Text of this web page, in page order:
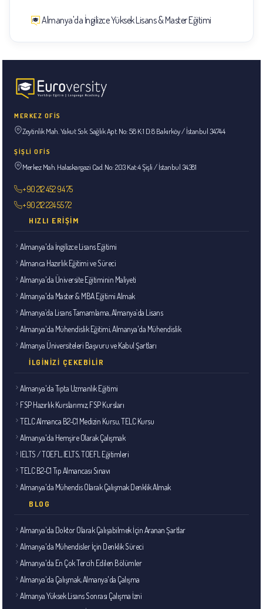
Almanya'da İngilizce Yüksek Lisans & Master Eğitimi
MERKEZ OFİS
Zeytinlik Mah. Yakut Sok. Sağlık Apt. No: 58 K:1 D:8 Bakırköy / İstanbul 34744
ŞİŞLİ OFİS
Merkez Mah. Halaskargazi Cad. No: 203 Kat:4 Şişli / İstanbul 34381
+90 212 452 94 75
+90 212 224 55 72
HIZLI ERIŞIM
Almanya'da İngilizce Lisans Eğitimi
Almanca Hazırlık Eğitimi ve Süreci
Almanya'da Üniversite Eğitiminin Maliyeti
Almanya'da Master & MBA Eğitimi Almak
Almanya`da Lisans Tamamlama, Almanya`da Lisans
Almanya'da Mühendislik Eğitimi, Almanya'da Mühendislik
Almanya Üniversiteleri Başvuru ve Kabul Şartları
İLGINIZI ÇEKEBILIR
Almanya'da Tıpta Uzmanlık Eğitimi
FSP Hazırlık Kurslarımız, FSP Kursları
TELC Almanca B2-C1 Medizin Kursu, TELC Kursu
Almanya'da Hemşire Olarak Çalışmak
IELTS / TOEFL, IELTS, TOEFL Eğitimleri
TELC B2-C1 Tıp Almancası Sınavı
Almanya'da Mühendis Olarak Çalışmak Denklik Almak
BLOG
Almanya'da Doktor Olarak Çalışabilmek İçin Aranan Şartlar
Almanya'da Mühendisler İçin Denklik Süreci
Almanya'da En Çok Tercih Edilen Bölümler
Almanya'da Çalışmak, Almanya'da Çalışma
Almanya Yüksek Lisans Sonrası Çalışma İzni